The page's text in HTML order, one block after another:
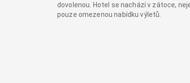
dovolenou. Hotel se nachází v zátoce,
pouze omezenou nabídku výletů.